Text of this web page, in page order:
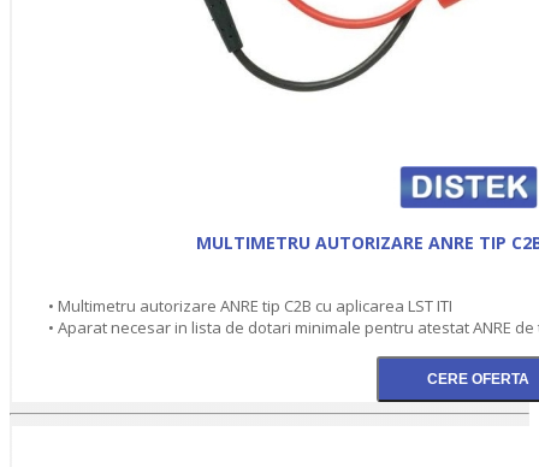
MULTIMETRU AUTORIZARE ANRE TIP
• Multimetru autorizare ANRE tip C2B cu aplicarea LST ITI
• Aparat necesar in lista de dotari minimale pentru atestat ANRE de